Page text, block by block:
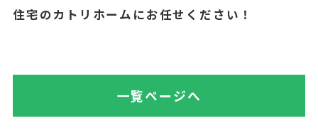
住宅のカトリホームにお任せください！
一覧ページへ